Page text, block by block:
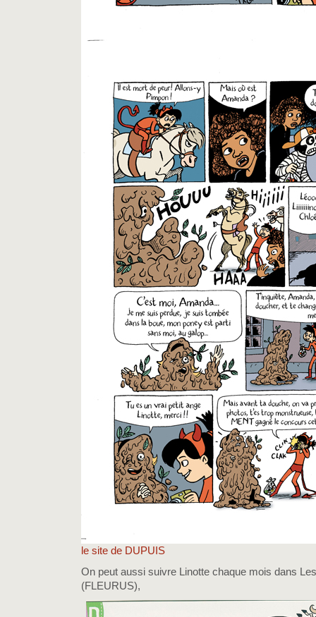
le site de DUPUIS
On peut aussi suivre Linotte chaque mois dans
(FLEURUS),